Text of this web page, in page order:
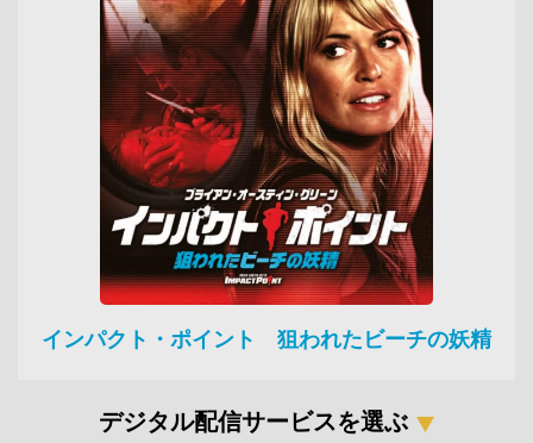
インパクト・ポイント 狙われたビーチの妖精
デジタル配信サービスを選ぶ